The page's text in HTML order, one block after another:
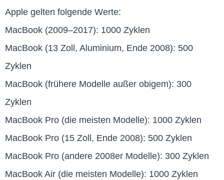
Apple gelten folgende Werte:
MacBook (2009–2017): 1000 Zyklen
MacBook (13 Zoll, Aluminium, Ende 2008): 500
Zyklen
MacBook (frühere Modelle außer obigem): 300
Zyklen
MacBook Pro (die meisten Modelle): 1000 Zyklen
MacBook Pro (15 Zoll, Ende 2008): 500 Zyklen
MacBook Pro (andere 2008er Modelle): 300 Zyklen
MacBook Air (die meisten Modelle): 1000 Zyklen